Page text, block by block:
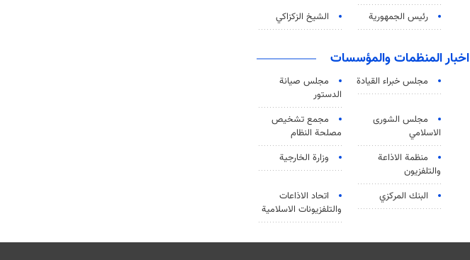
رئيس الجمهورية الشيخ الزكزاكي
اخبار المنظمات والمؤسسات
مجلس خبراء القيادة
مجلس صيانة
الدستور
مجلس الشورى
الاسلامي
مجمع تشخيص
مصلحة النظام
منظمة الاذاعة
والتلفزیون
وزارة الخارجية
البنك المركزي
اتحاد الاذاعات
والتلفزيونات الاسلامية